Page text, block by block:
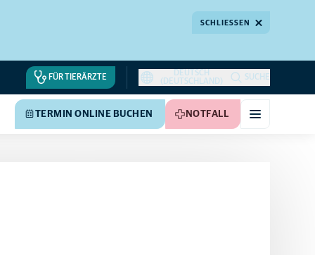
SCHLIESSEN
FÜR TIERÄRZTE
DEUTSCH
(DEUTSCHLAND)
SUCHE
TERMIN ONLINE BUCHEN NOTFALL